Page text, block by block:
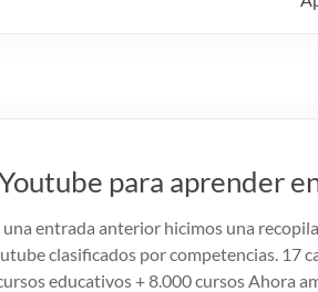
para aprender
una entrada anterior hicimos una
clasificados por competencias. 17
educativos + 8.000 cursos Ahora